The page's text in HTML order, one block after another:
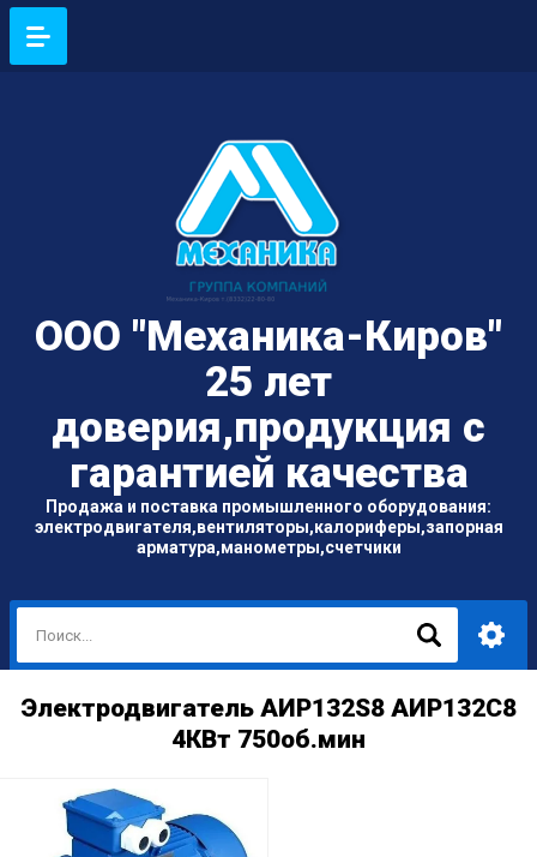
ООО "Механика-Киров"
25 лет
доверия,продукция с
гарантией качества
Продажа и поставка промышленного оборудования:
электродвигателя,вентиляторы,калориферы,запорная
арматура,манометры,счетчики
Электродвигатель АИР132S8 АИР132С8
4КВт 750об.мин